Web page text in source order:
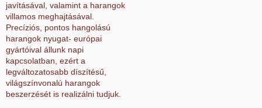
javításával, valamint a harangok
villamos meghajtásával.
Precíziós, pontos hangolású
harangok nyugat- európai
gyártóival állunk napi
kapcsolatban, ezért a
legváltozatosabb díszítésű,
világszínvonalú harangok
beszerzését is realizálni tudjuk.